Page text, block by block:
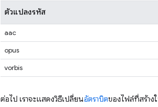
ตัวแปลงรหัส
aac
opus
vorbis
ต่อไป เราจะแสดงวิธีเปลี่ยนอัตราบิตของไฟล์ที่สร้าง